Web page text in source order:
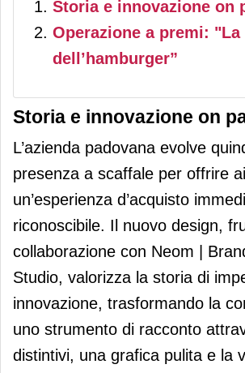
Storia e innovazione on
Operazione a premi:
dell’hamburger”
Storia e innovazione on
L’azienda padovana evolve
presenza a scaffale per offrire
un’esperienza d’acquisto
riconoscibile. Il nuovo design,
collaborazione con Neom |
Studio, valorizza la storia di
innovazione, trasformando la
uno strumento di racconto
distintivi, una grafica pulita e la